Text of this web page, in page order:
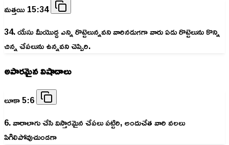
మత్తయి 15:34
34. యేసు మీయొద్ద ఎన్ని రొట్టెలున్నవని వారినడుగగా వారు ఏడు రొట్టెలును కొన్ని
చిన్న చేపలును ఉన్నవని చెప్పిరి.
అపారమైన విషాదాలు
లూకా 5:6
6. వారాలాగు చేసి విస్తారమైన చేపలు పట్టిరి, అందుచేత వారి వలలు
పిగిలిపోవుచుండగా